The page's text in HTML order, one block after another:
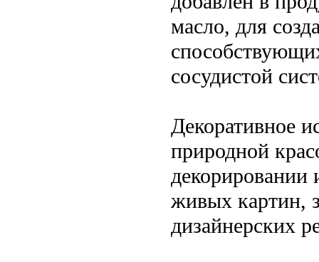
масло, для
сосудистой
Декоративное
природной
декорировании
живых картин,
дизайнерских